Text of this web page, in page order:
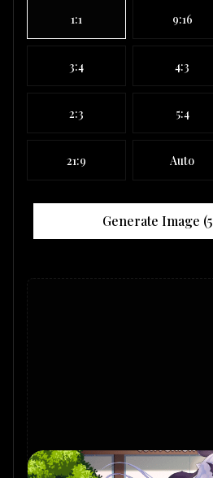
1:1 9:16
3:4 4:3
2:3 5:4
21:9 Auto
Generate Image (5